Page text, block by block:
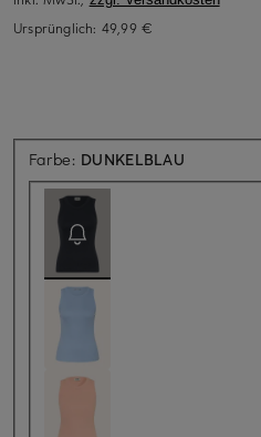
Ursprünglich: 49,99 €
Farbe: DUNKELBLAU